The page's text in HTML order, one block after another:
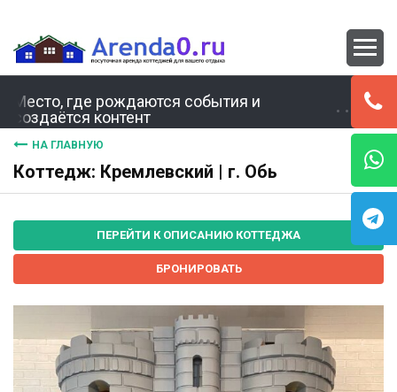
Место, где рождаются события и
создаётся контент
НА ГЛАВНУЮ
Коттедж: Кремлевский | г. Обь
ПЕРЕЙТИ К ОПИСАНИЮ КОТТЕДЖА
БРОНИРОВАТЬ